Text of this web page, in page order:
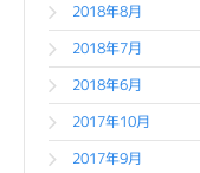
2018年8月
2018年7月
2018年6月
2017年10月
2017年9月